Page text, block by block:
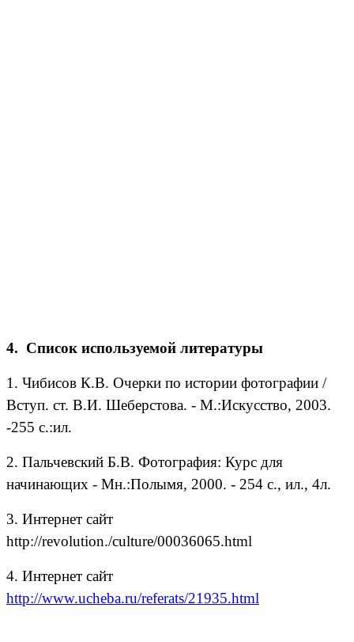
4. Список используемой литературы
1. Чибисов К.В. Очерки по истории фотографии /
Вступ. ст. В.И. Шеберстова. - М.:Искусство, 2003.
-255 с.:ил.
2. Пальчевский Б.В. Фотография: Курс для
начинающих - Мн.:Полымя, 2000. - 254 с., ил., 4л.
3. Интернет сайт
http://revolution./culture/00036065.html
4. Интернет сайт
http://www.ucheba.ru/referats/21935.html